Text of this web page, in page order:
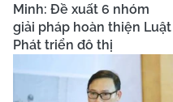
Minh: Đề xuất 6 nhóm
giải pháp hoàn thiện Luật
Phát triển đô thị